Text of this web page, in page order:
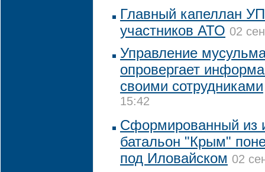
Главный капеллан
участников АТО 02
Управление
опровергает
своими сотрудниками
15:42
Сформированный из
батальон "Крым"
под Иловайском 02